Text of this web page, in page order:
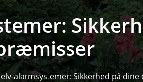
alarmsystemer: Sikkerhed på